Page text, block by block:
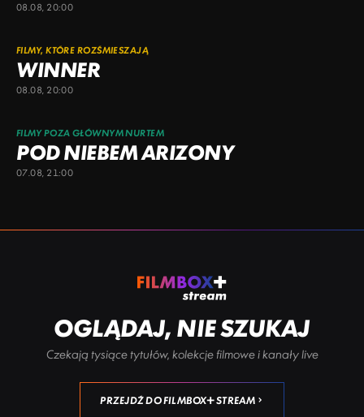
08.08, 20:00
FILMY, KTÓRE ROZŚMIESZAJĄ
WINNER
08.08, 20:00
FILMY POZA GŁÓWNYM NURTEM
POD NIEBEM ARIZONY
07.08, 21:00
OGLĄDAJ, NIE SZUKAJ
Czekają tysiące tytułów, kolekcje filmowe i kanały live
PRZEJDŹ DO FILMBOX+ STREAM